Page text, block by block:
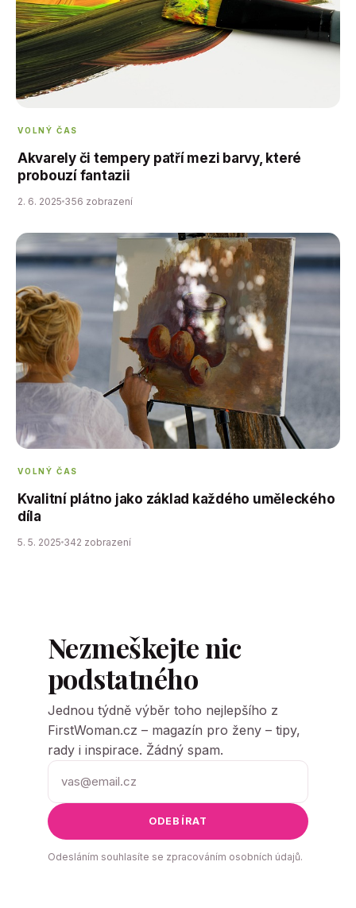
VOLNÝ ČAS
Akvarely či tempery patří mezi barvy, které
probouzí fantazii
2. 6. 2025 356 zobrazení
VOLNÝ ČAS
Kvalitní plátno jako základ každého uměleckého
díla
5. 5. 2025 342 zobrazení
Nezmeškejte nic
podstatného
Jednou týdně výběr toho nejlepšího z
FirstWoman.cz – magazín pro ženy – tipy,
rady i inspirace. Žádný spam.
ODEBÍRAT
Odesláním souhlasíte se zpracováním osobních údajů.